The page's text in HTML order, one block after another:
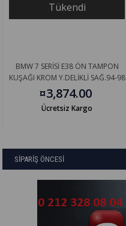
Tükendi
BMW 7 SERİSİ E38 ÖN TAMPON
KUŞAĞI KROM Y.DELİKLİ SAĞ.94-98
51118168106
¤3,874.00
Ücretsiz Kargo
SİPARİŞ ÖNCESİ